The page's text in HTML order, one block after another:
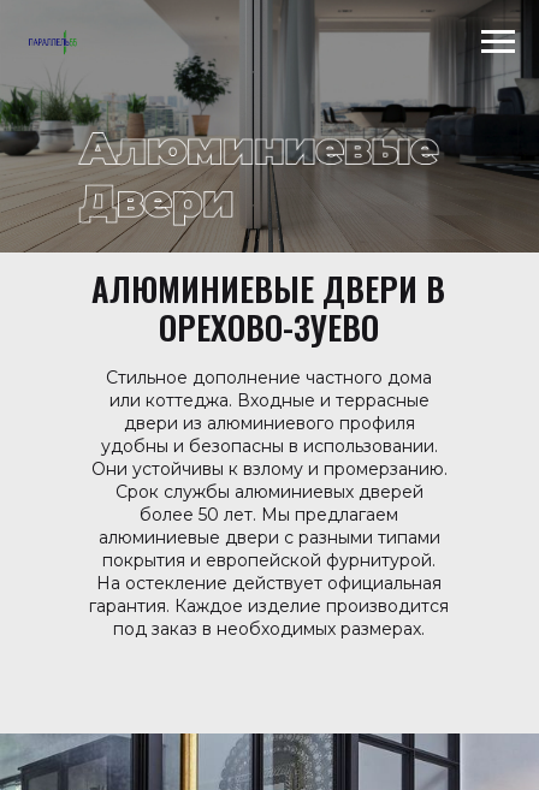
Scroll to top →
АЛЮМИНИЕВЫЕ ДВЕРИ В
ОРЕХОВО-ЗУЕВО
Стильное дополнение частного дома
или коттеджа. Входные и террасные
двери из алюминиевого профиля
удобны и безопасны в использовании.
Они устойчивы к взлому и промерзанию.
Срок службы алюминиевых дверей
более 50 лет. Мы предлагаем
алюминиевые двери с разными типами
покрытия и европейской фурнитурой.
На остекление действует официальная
гарантия. Каждое изделие производится
под заказ в необходимых размерах.